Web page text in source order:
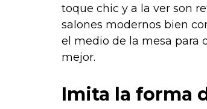
toque chic y a la ver son
salones modernos bien
el medio de la mesa para
mejor.
Imita la forma